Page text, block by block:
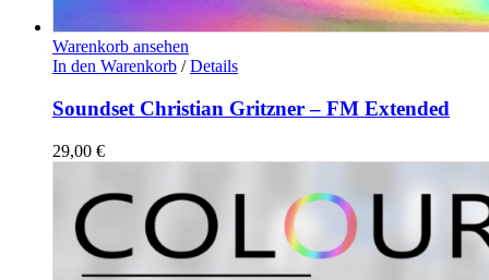
Warenkorb ansehen
In den Warenkorb / Details
Soundset Christian Gritzner – FM Extended
29,00 €